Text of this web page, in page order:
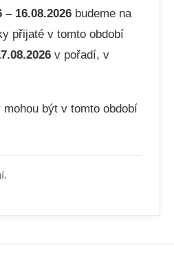
v
k
y
v
s
u
– 16.08.2026 budeme na
přijaté v tomto období
v pořadí, v
být v tomto období